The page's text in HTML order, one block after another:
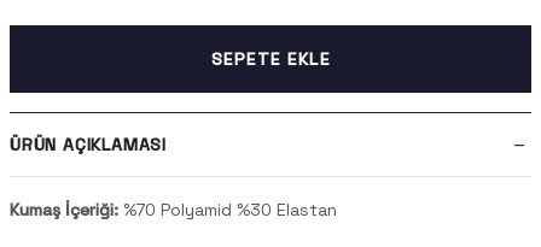
SEPETE EKLE
ÜRÜN AÇIKLAMASI
Kumaş İçeriği: %70 Polyamid %30 Elastan